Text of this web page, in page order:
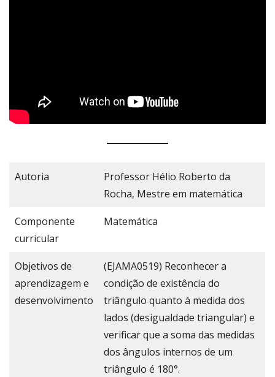
Autoria
Professor Hélio Roberto da
Rocha, Mestre em matemática
Componente
curricular
Matemática
Objetivos de
aprendizagem e
desenvolvimento
(EJAMA0519) Reconhecer a
condição de existência do
triângulo quanto à medida dos
lados (desigualdade triangular) e
verificar que a soma das medidas
dos ângulos internos de um
triângulo é 180°.